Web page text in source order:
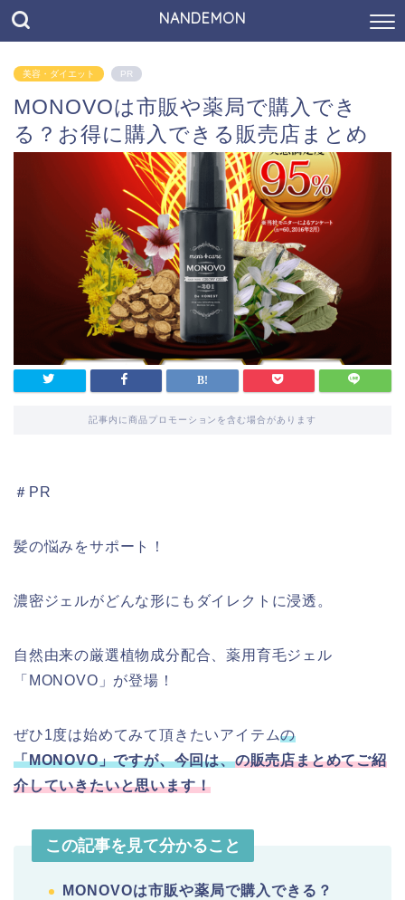
NANDEMON
美容・ダイエット PR
MONOVOは市販や薬局で購入でき
る？お得に購入できる販売店まとめ
記事内に商品プロモーションを含む場合があります
＃PR
髪の悩みをサポート！
濃密ジェルがどんな形にもダイレクトに浸透。
自然由来の厳選植物成分配合、薬用育毛ジェル
「MONOVO」が登場！
ぜひ1度は始めてみて頂きたいアイテムの
「MONOVO」ですが、今回は、の販売店まとめてご紹
介していきたいと思います！
この記事を見て分かること
MONOVOは市販や薬局で購入できる？